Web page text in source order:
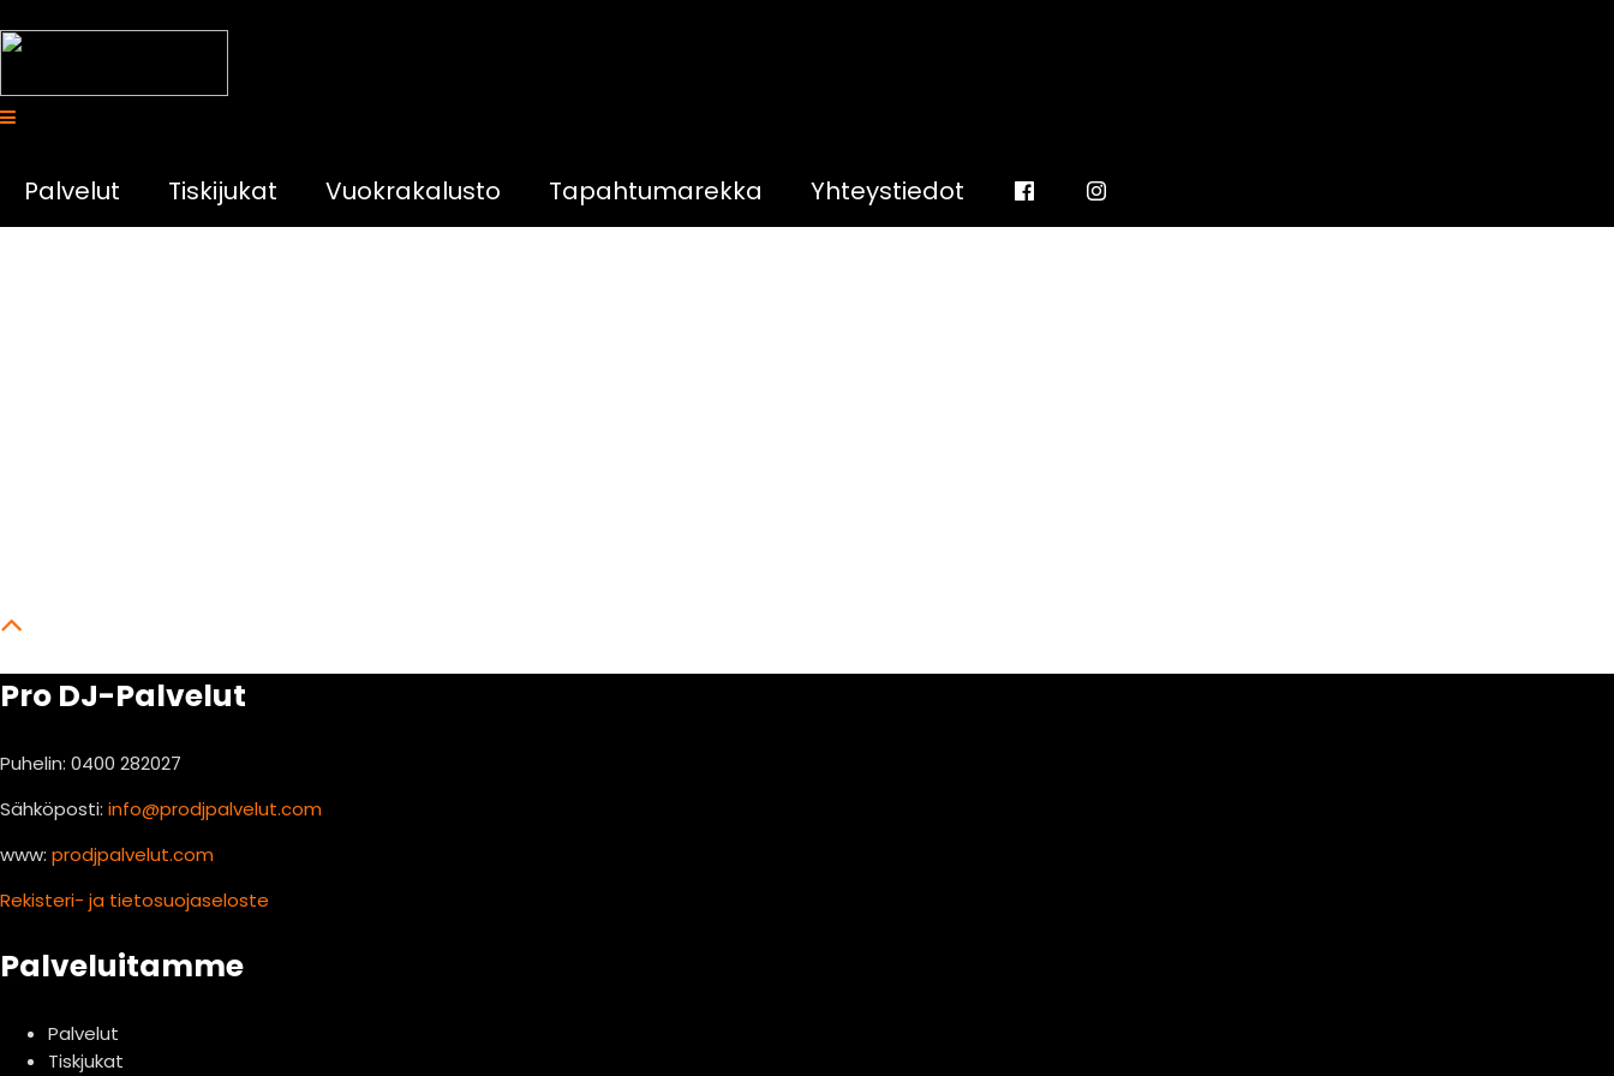
Palvelut Tiskijukat Vuokrakalusto Tapahtumarekka Yhteystiedot
Pro DJ-Palvelut
Puhelin: 0400 282027
Sähköposti: info@prodjpalvelut.com
www: prodjpalvelut.com
Rekisteri- ja tietosuojaseloste
Palveluitamme
Palvelut
Tiskjukat